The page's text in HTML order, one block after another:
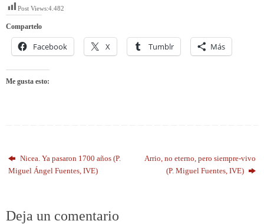
Post Views:4.482
Compartelo
Facebook X Tumblr Más
Me gusta esto:
Nicea. Ya pasaron 1700 años (P.
Miguel Ángel Fuentes, IVE)
Arrio, no eterno, pero siempre-vivo
(P. Miguel Fuentes, IVE)
Deja un comentario